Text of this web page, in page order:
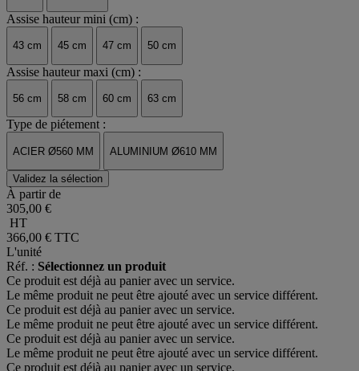
Assise hauteur mini (cm) :
43 cm 45 cm 47 cm 50 cm
Assise hauteur maxi (cm) :
56 cm 58 cm 60 cm 63 cm
Type de piétement :
ACIER Ø560 MM ALUMINIUM Ø610 MM
Validez la sélection
À partir de
305,00 €
HT
366,00 € TTC
L'unité
Réf. : Sélectionnez un produit
Ce produit est déjà au panier avec un service.
Le même produit ne peut être ajouté avec un service différent.
Ce produit est déjà au panier avec un service.
Le même produit ne peut être ajouté avec un service différent.
Ce produit est déjà au panier avec un service.
Le même produit ne peut être ajouté avec un service différent.
Ce produit est déjà au panier avec un service.